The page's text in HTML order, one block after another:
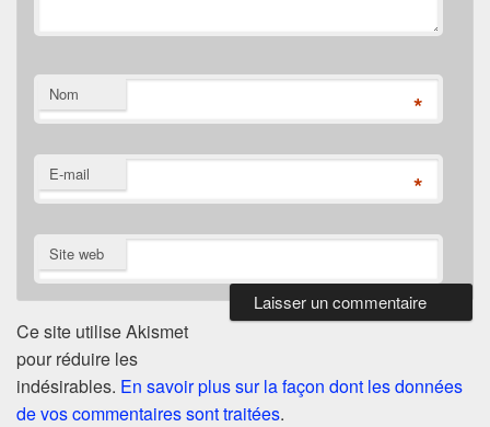
Nom *
E-mail *
Site web
Ce site utilise Akismet
pour réduire les
indésirables. En savoir plus sur la façon dont les données
de vos commentaires sont traitées.